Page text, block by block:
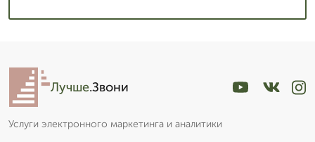
Лучше.Звони
Услуги электронного маркетинга и аналитики